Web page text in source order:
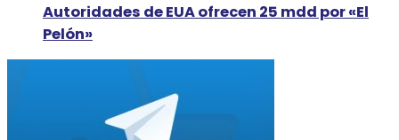
Autoridades de EUA ofrecen 25 mdd por «El
Pelón»